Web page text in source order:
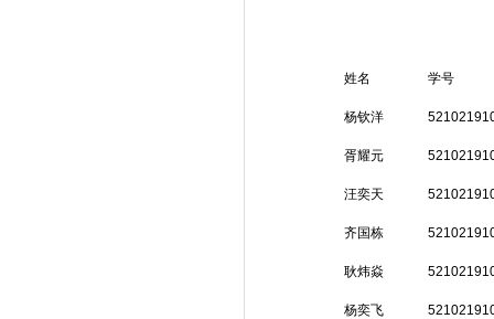
姓名 学号
杨钦洋
胥耀元
汪奕天
齐国栋
耿炜焱
杨奕飞